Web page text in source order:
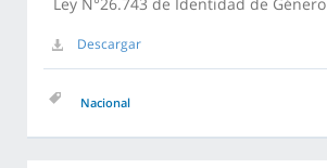
Descargar
Nacional